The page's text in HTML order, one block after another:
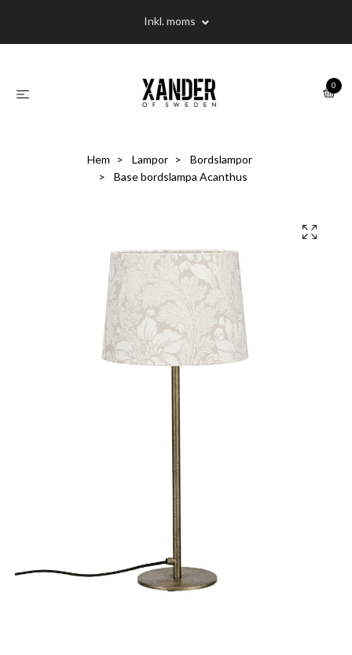
Inkl. moms
0
Hem Lampor
Bordslampor
Base bordslampa Acanthus